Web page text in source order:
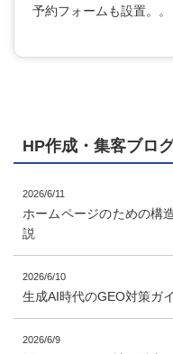
予約フォームも設置。。
HP作成・集客ブロ
2026/6/11
ホームページのための構
説
2026/6/10
生成AI時代のGEO対策ガ
2026/6/9